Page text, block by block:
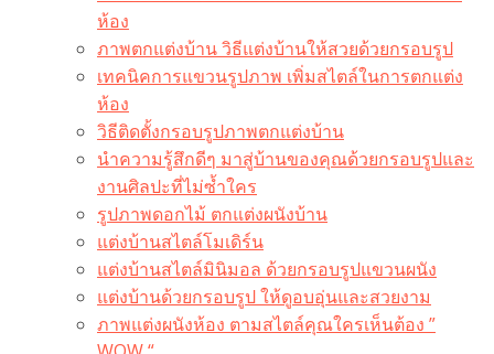
ห้อง
ภาพตกแต่งบ้าน วิธีแต่งบ้านให้สวยด้วยกรอบรูป
เทคนิคการแขวนรูปภาพ เพิ่มสไตล์ในการตกแต่ง
ห้อง
วิธีติดตั้งกรอบรูปภาพตกแต่งบ้าน
นำความรู้สึกดีๆ มาสู่บ้านของคุณด้วยกรอบรูปและ
งานศิลปะที่ไม่ซ้ำใคร
รูปภาพดอกไม้ ตกแต่งผนังบ้าน
แต่งบ้านสไตล์โมเดิร์น
แต่งบ้านสไตล์มินิมอล ด้วยกรอบรูปแขวนผนัง
แต่งบ้านด้วยกรอบรูป ให้ดูอบอุ่นและสวยงาม
ภาพแต่งผนังห้อง ตามสไตล์คุณใครเห็นต้อง ”